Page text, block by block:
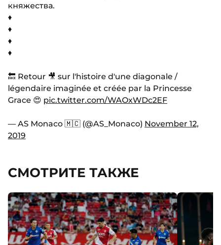
княжества.
♦️
♦️
♦️
♦️
🔙 Retour 🎥 sur l'histoire d'une diagonale /
légendaire imaginée et créée par la Princesse
Grace 😍 pic.twitter.com/WAOxWDc2EF
— AS Monaco 🇲🇨 (@AS_Monaco) November 12,
2019
СМОТРИТЕ ТАКЖЕ